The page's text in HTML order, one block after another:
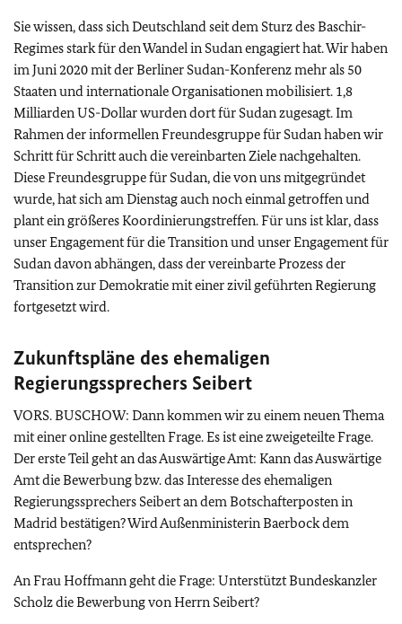
Sie wissen, dass sich Deutschland seit dem Sturz des Baschir-
Regimes stark für den Wandel in Sudan engagiert hat. Wir haben
im Juni 2020 mit der Berliner Sudan-Konferenz mehr als 50
Staaten und internationale Organisationen mobilisiert. 1,8
Milliarden US-Dollar wurden dort für Sudan zugesagt. Im
Rahmen der informellen Freundesgruppe für Sudan haben wir
Schritt für Schritt auch die vereinbarten Ziele nachgehalten.
Diese Freundesgruppe für Sudan, die von uns mitgegründet
wurde, hat sich am Dienstag auch noch einmal getroffen und
plant ein größeres Koordinierungstreffen. Für uns ist klar, dass
unser Engagement für die Transition und unser Engagement für
Sudan davon abhängen, dass der vereinbarte Prozess der
Transition zur Demokratie mit einer zivil geführten Regierung
fortgesetzt wird.
Zukunftspläne des ehemaligen
Regierungssprechers Seibert
VORS. BUSCHOW: Dann kommen wir zu einem neuen Thema
mit einer online gestellten Frage. Es ist eine zweigeteilte Frage.
Der erste Teil geht an das Auswärtige Amt: Kann das Auswärtige
Amt die Bewerbung bzw. das Interesse des ehemaligen
Regierungssprechers Seibert an dem Botschafterposten in
Madrid bestätigen? Wird Außenministerin Baerbock dem
entsprechen?
An Frau Hoffmann geht die Frage: Unterstützt Bundeskanzler
Scholz die Bewerbung von Herrn Seibert?